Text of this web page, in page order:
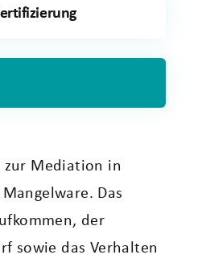
zur Mediation in
Das
der
sowie das Verhalten